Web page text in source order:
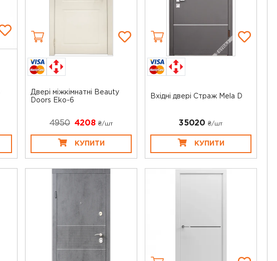
Двері міжкімнатні Beauty
Doors Eko-6
4950 4208 ₴/шт
КУПИТИ
Вхідні двері Страж Mela D
35020 ₴/шт
КУПИТИ